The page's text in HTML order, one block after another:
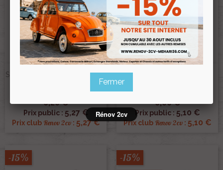
Support De Feu Arriere Gauche
6,20 €
Prix public : 5,27 €
Prix club Renov 2cv: 5,27 €
Support De Feu Arriere Droit
6,00 €
Prix public : 5,10 €
Prix club Renov 2cv: 5,10 €
-15%
-15%
Fermer
Rénov 2cv